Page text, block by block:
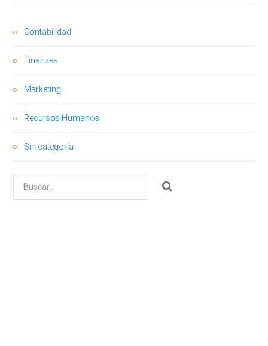
Contabilidad
Finanzas
Marketing
Recursos Humanos
Sin categoría
por: